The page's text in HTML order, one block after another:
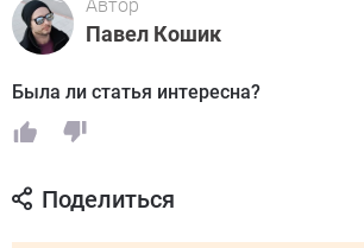
Автор
Павел Кошик
Была ли статья интересна?
Поделиться